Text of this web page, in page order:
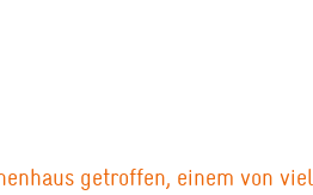
getroffen, einem von